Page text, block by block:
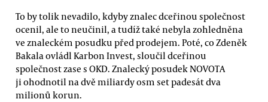
To by tolik nevadilo, kdyby znalec dceřinou společnost
ocenil, ale to neučinil, a tudíž také nebyla zohledněna
ve znaleckém posudku před prodejem. Poté, co Zdeněk
Bakala ovládl Karbon Invest, sloučil dceřinou
společnost zase s OKD. Znalecký posudek NOVOTA
ji ohodnotil na dvě miliardy osm set padesát dva
milionů korun.